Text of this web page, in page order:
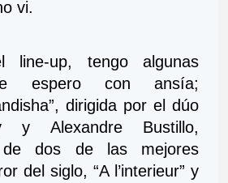
vi.
line-up, tengo algunas
espero con ansía;
dirigida por el dúo
y Alexandre Bustillo,
de dos de las mejores
del siglo, “A l’interieur” y